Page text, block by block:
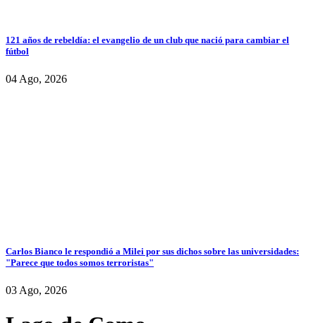
121 años de rebeldía: el evangelio de un club que nació para cambiar el
fútbol
04 Ago, 2026
Carlos Bianco le respondió a Milei por sus dichos sobre las universidades:
"Parece que todos somos terroristas"
03 Ago, 2026